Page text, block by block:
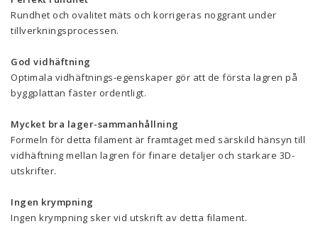
Rundhet och ovalitet mäts och korrigeras noggrant under
tillverkningsprocessen.
God vidhäftning
Optimala vidhäftnings-egenskaper gör att de första lagren på
byggplattan fäster ordentligt.
Mycket bra lager-sammanhållning
Formeln för detta filament är framtaget med särskild hänsyn till
vidhäftning mellan lagren för finare detaljer och starkare 3D-
utskrifter.
Ingen krympning
Ingen krympning sker vid utskrift av detta filament.